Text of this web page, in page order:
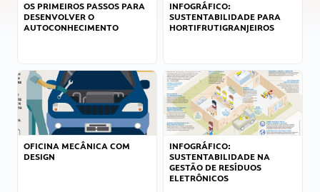
OS PRIMEIROS PASSOS PARA
DESENVOLVER O
AUTOCONHECIMENTO
INFOGRÁFICO:
SUSTENTABILIDADE PARA
HORTIFRUTIGRANJEIROS
OFICINA MECÂNICA COM
DESIGN
INFOGRÁFICO:
SUSTENTABILIDADE NA
GESTÃO DE RESÍDUOS
ELETRÔNICOS